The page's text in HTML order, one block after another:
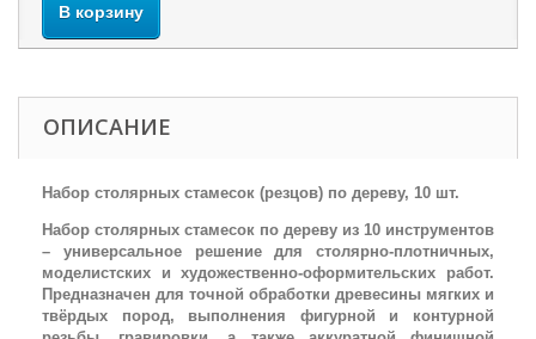
В корзину
ОПИСАНИЕ
Набор столярных стамесок (резцов) по дереву, 10 шт.
Набор столярных стамесок по дереву из 10 инструментов
– универсальное решение для столярно-плотничных,
моделистских и художественно-оформительских работ.
Предназначен для точной обработки древесины мягких и
твёрдых пород, выполнения фигурной и контурной